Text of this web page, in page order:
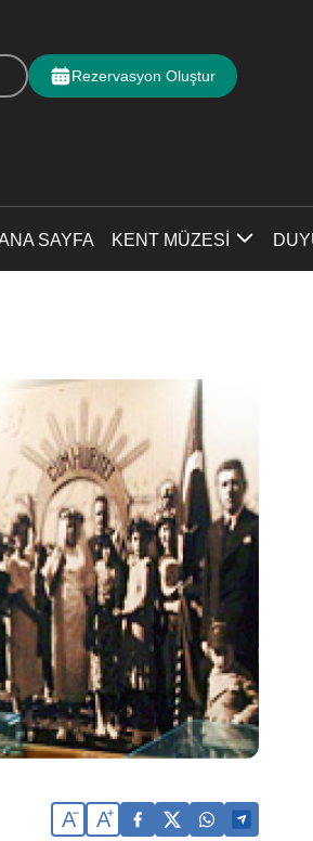
SAYFA KENT MÜZESİ
Rezervasyon Oluştur
A A